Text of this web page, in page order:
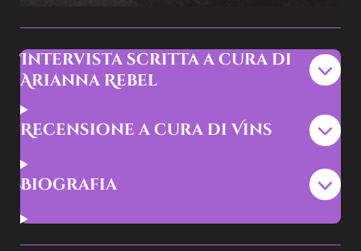
Intervista scritta a cura di
Arianna Rebel
Recensione a cura di Vins
Biografia